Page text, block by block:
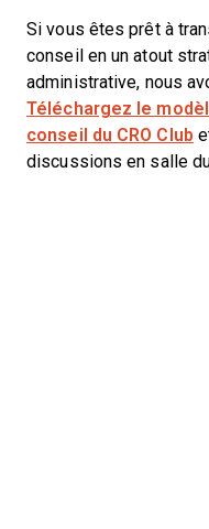
Si vous êtes prêt à
conseil en un atout
administrative, nous
Téléchargez le
conseil du CRO Club
discussions en salle